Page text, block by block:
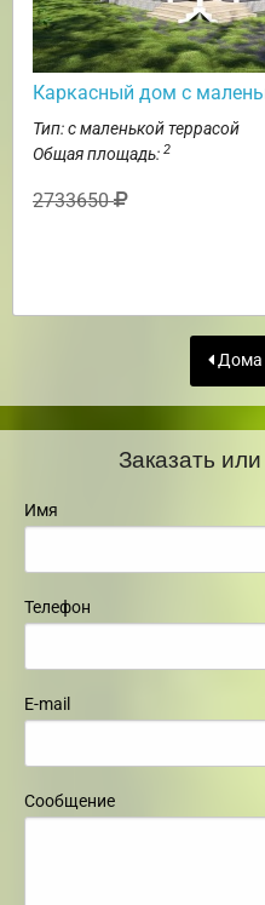
Каркасный дом с
Тип: с маленькой террасой
Общая площадь: 2
2733650
Дома
Заказать
Имя
Телефон
E-mail
Сообщение